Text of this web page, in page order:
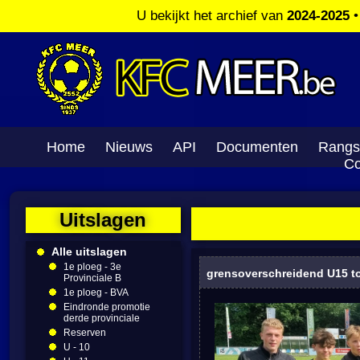
U bekijkt het archief van 2024-2025
Home Nieuws API Documenten
Uitslagen
Alle uitslagen
1e ploeg - 3e
Provinciale B
1e ploeg - BVA
Eindronde promotie
derde provinciale
Reserven
U - 10
grensoverschreidend U15